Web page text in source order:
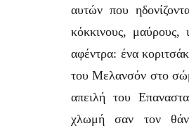
αυτών που
κόκκινους,
αφέντρα: ένα
του Μελανσόν στο
απειλή του
χλωμή σαν τον